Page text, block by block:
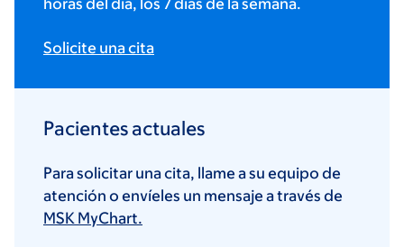
horas del día, los 7 días de la semana.
Solicite una cita
Pacientes actuales
Para solicitar una cita, llame a su equipo de
atención o envíeles un mensaje a través de
MSK MyChart.